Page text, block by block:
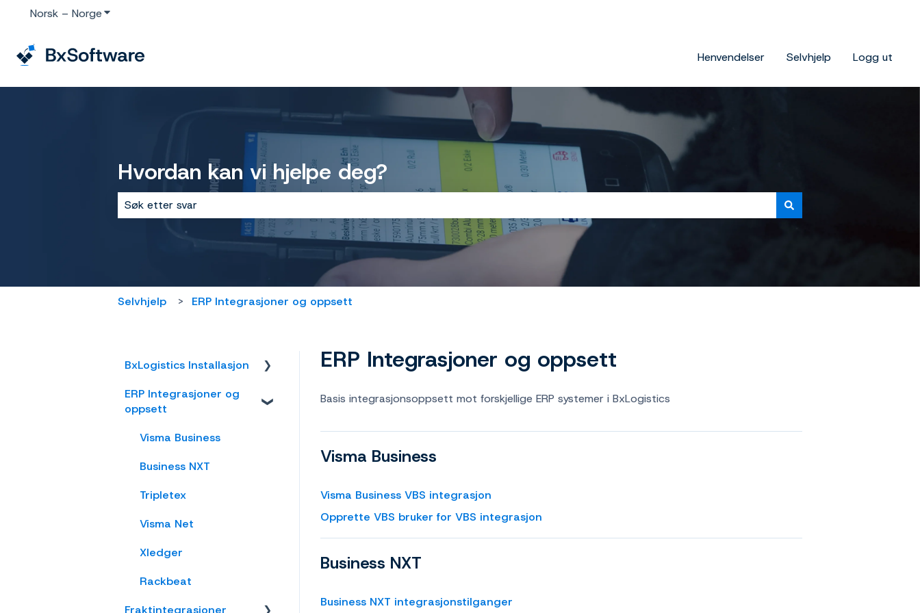
Norsk – NorgeVis undermeny for oversettelser
Henvendelser Selvhjelp Logg ut
Hvordan kan vi hjelpe deg?
Det finnes ingen forslag fordi søkefeltet er tomt.
Selvhjelp ERP Integrasjoner og oppsett
ERP Integrasjoner og oppsett
Basis integrasjonsoppsett mot forskjellige ERP systemer i BxLogistics
Visma Business
Visma Business VBS integrasjon
Opprette VBS bruker for VBS integrasjon
Business NXT
Business NXT integrasjonstilganger
BxLogistics Installasjon
BxEngine og
BxSmartPrintPro
BxLogistics
ERP Integrasjoner og
oppsett
Visma Business
Business NXT
Tripletex
Visma Net
Xledger
Rackbeat